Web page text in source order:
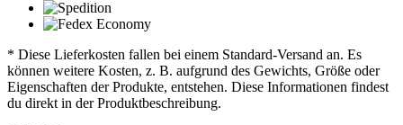
* Diese Lieferkosten fallen bei einem Standard-Versand an. Es
können weitere Kosten, z. B. aufgrund des Gewichts, Größe oder
Eigenschaften der Produkte, entstehen. Diese Informationen findest
du direkt in der Produktbeschreibung.